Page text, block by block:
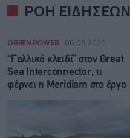
ΡΟΗ ΕΙΔΗΣΕΩΝ
GREEN POWER 06.08.2026
“Γαλλικό κλειδί” στον Great
Sea Interconnector, τι
φέρνει η Meridiam στο έργο